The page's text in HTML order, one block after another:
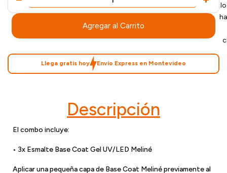
Agregar al Carrito
Llega gratis hoy Envío Express en Montevideo
Descripción
El combo incluye:
• 3x Esmalte Base Coat Gel UV/LED Meliné
Aplicar una pequeña capa de Base Coat Meliné previamente al